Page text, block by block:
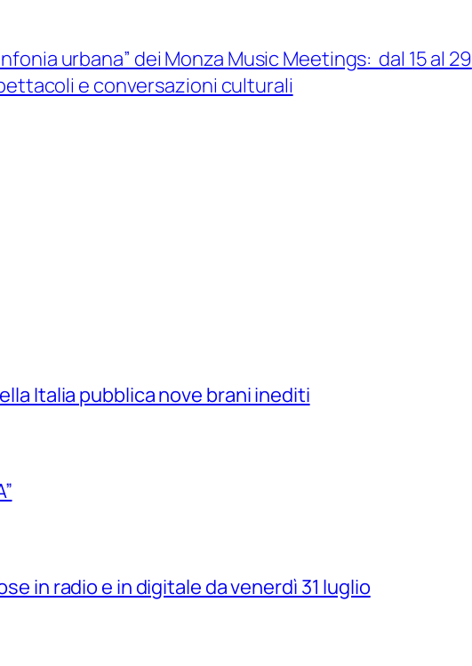
urbana” dei Monza Music Meetings: dal 15 al 29
e conversazioni culturali
Italia pubblica nove brani inediti
in radio e in digitale da venerdì 31 luglio